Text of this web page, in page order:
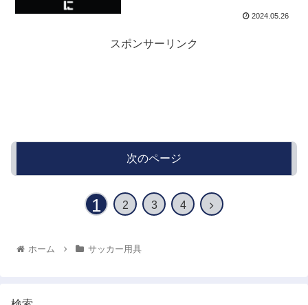
2024.05.26
スポンサーリンク
次のページ
1 2 3 4
ホーム サッカー用具